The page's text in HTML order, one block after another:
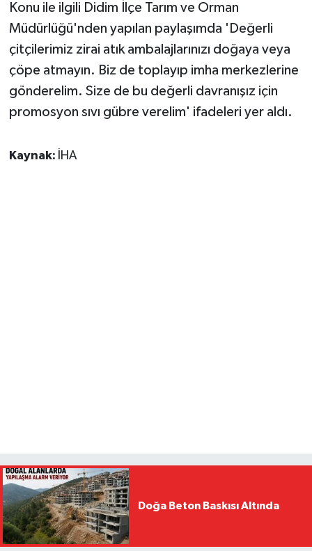
Konu ile ilgili Didim İlçe Tarım ve Orman
Müdürlüğü'nden yapılan paylaşımda 'Değerli
çitçilerimiz zirai atık ambalajlarınızı doğaya veya
çöpe atmayın. Biz de toplayıp imha merkezlerine
gönderelim. Size de bu değerli davranışız için
promosyon sıvı gübre verelim' ifadeleri yer aldı.
Kaynak: İHA
Doğa Beton Baskısı Altında